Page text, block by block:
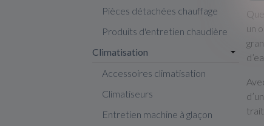
Pièces détachées chauffage
Produits d'entretien chaudière
Climatisation
Accessoires climatisation
Climatiseurs
Entretien machine à glaçon
un